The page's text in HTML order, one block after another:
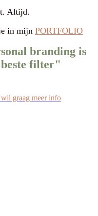
Altijd.
in mijn PORTFOLIO
branding is
filter"
graag meer info